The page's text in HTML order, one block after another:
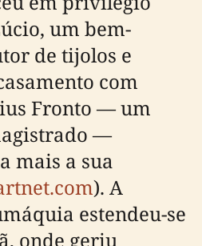
um bem-
de tijolos e
com
Fronto — um
—
mais a sua
). A
estendeu-se
onde geriu